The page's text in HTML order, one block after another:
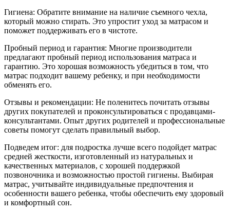
Гигиена: Обратите внимание на наличие съемного чехла,
который можно стирать. Это упростит уход за матрасом и
поможет поддерживать его в чистоте.
Пробный период и гарантия: Многие производители
предлагают пробный период использования матраса и
гарантию. Это хорошая возможность убедиться в том, что
матрас подходит вашему ребенку, и при необходимости
обменять его.
Отзывы и рекомендации: Не поленитесь почитать отзывы
других покупателей и проконсультироваться с продавцами-
консультантами. Опыт других родителей и профессиональные
советы помогут сделать правильный выбор.
Подведем итог: для подростка лучше всего подойдет матрас
средней жесткости, изготовленный из натуральных и
качественных материалов, с хорошей поддержкой
позвоночника и возможностью простой гигиены. Выбирая
матрас, учитывайте индивидуальные предпочтения и
особенности вашего ребенка, чтобы обеспечить ему здоровый
и комфортный сон.